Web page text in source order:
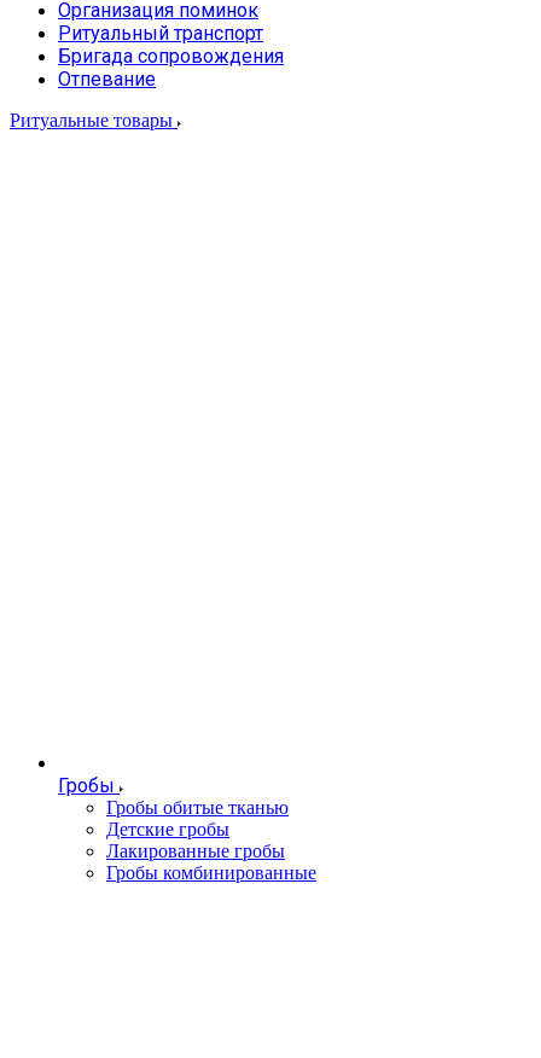
Организация поминок
Ритуальный транспорт
Бригада сопровождения
Отпевание
Ритуальные товары
Гробы
Гробы обитые тканью
Детские гробы
Лакированные гробы
Гробы комбинированные